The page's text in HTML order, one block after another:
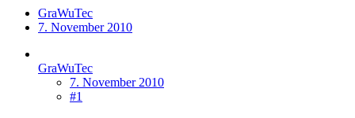
GraWuTec
7. November 2010
GraWuTec
7. November 2010
#1